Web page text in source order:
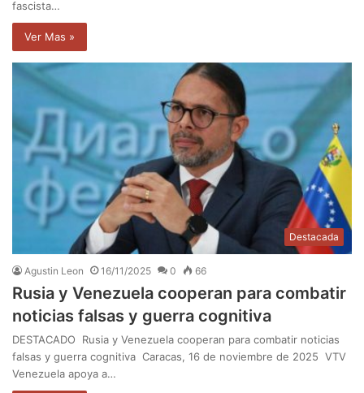
fascista…
Ver Mas »
Destacada
Agustin Leon 16/11/2025 0 66
Rusia y Venezuela cooperan para combatir
noticias falsas y guerra cognitiva
DESTACADO Rusia y Venezuela cooperan para combatir noticias
falsas y guerra cognitiva Caracas, 16 de noviembre de 2025 VTV
Venezuela apoya a…